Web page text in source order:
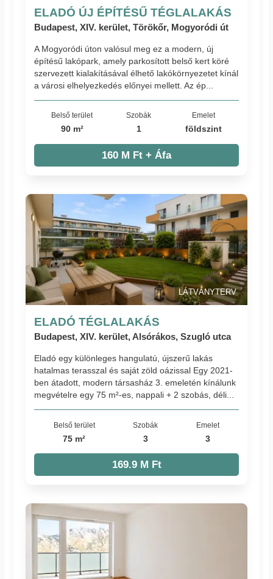
ELADÓ ÚJ ÉPÍTÉSŰ TÉGLALAKÁS
Budapest, XIV. kerület, Törökőr, Mogyoródi út
A Mogyoródi úton valósul meg ez a modern, új
építésű lakópark, amely parkosított belső kert köré
szervezett kialakításával élhető lakókörnyezetet kínál
a városi elhelyezkedés előnyei mellett. Az ép...
Belső terület
90 m²
Szobák
1
Emelet
földszint
160 M Ft + Áfa
LÁTVÁNYTERV
ELADÓ TÉGLALAKÁS
Budapest, XIV. kerület, Alsórákos, Szugló utca
Eladó egy különleges hangulatú, újszerű lakás
hatalmas terasszal és saját zöld oázissal Egy 2021-
ben átadott, modern társasház 3. emeletén kínálunk
megvételre egy 75 m²-es, nappali + 2 szobás, déli...
Belső terület
75 m²
Szobák
3
Emelet
3
169.9 M Ft